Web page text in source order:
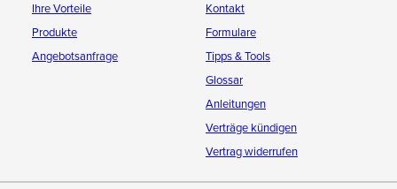
Ihre Vorteile
Produkte
Angebotsanfrage
Kontakt
Formulare
Tipps & Tools
Glossar
Anleitungen
Verträge kündigen
Vertrag widerrufen